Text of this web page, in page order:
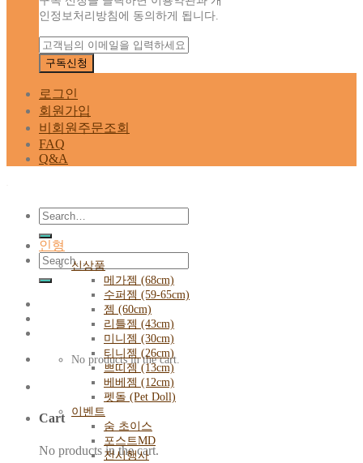
인정보처리방침에 동의하게 됩니다.
로그인
회원가입
비회원주문조회
FAQ
Q&A
Search
for:
Search
for:
No products in the cart.
Cart
No products in the cart.
인형
신상품
메가젬 (68cm)
수퍼젬 (59-65cm)
젬 (60cm)
리틀젬 (43cm)
미니젬 (30cm)
티니젬 (26cm)
쁘띠젬 (13cm)
베베젬 (12cm)
펫돌 (Pet Doll)
이벤트
숨 초이스
포스트MD
전시행사